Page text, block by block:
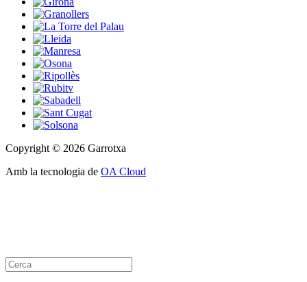
Copyright © 2026 Garrotxa
Amb la tecnologia de OA Cloud